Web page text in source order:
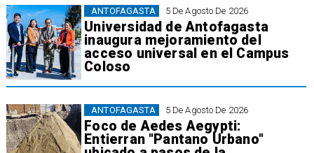
5 De Agosto De 2026
Universidad de Antofagasta
inaugura mejoramiento del
acceso universal en el Campus
Coloso
ANTOFAGASTA
5 De Agosto De 2026
Foco de Aedes Aegypti:
Entierran "Pantano Urbano"
ANTOFAGASTA